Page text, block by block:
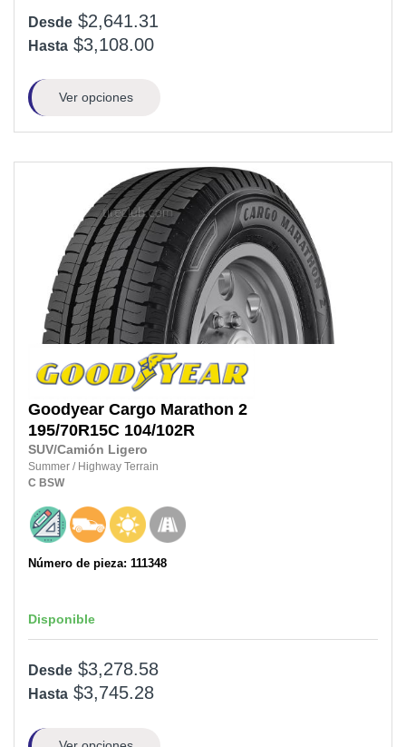
Desde $2,641.31
Hasta $3,108.00
Ver opciones
Goodyear Cargo Marathon 2
195/70R15C 104/102R
SUV/Camión Ligero
Summer / Highway Terrain
C BSW
Número de pieza: 111348
Disponible
Desde $3,278.58
Hasta $3,745.28